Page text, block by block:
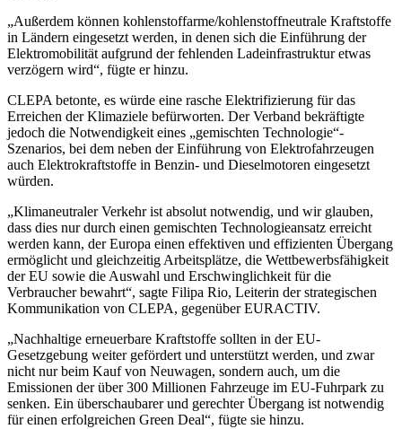
„Außerdem können kohlenstoffarme/kohlenstoffneutrale Kraftstoffe
in Ländern eingesetzt werden, in denen sich die Einführung der
Elektromobilität aufgrund der fehlenden Ladeinfrastruktur etwas
verzögern wird“, fügte er hinzu.
CLEPA betonte, es würde eine rasche Elektrifizierung für das
Erreichen der Klimaziele befürworten. Der Verband bekräftigte
jedoch die Notwendigkeit eines „gemischten Technologie“-
Szenarios, bei dem neben der Einführung von Elektrofahrzeugen
auch Elektrokraftstoffe in Benzin- und Dieselmotoren eingesetzt
würden.
„Klimaneutraler Verkehr ist absolut notwendig, und wir glauben,
dass dies nur durch einen gemischten Technologieansatz erreicht
werden kann, der Europa einen effektiven und effizienten Übergang
ermöglicht und gleichzeitig Arbeitsplätze, die Wettbewerbsfähigkeit
der EU sowie die Auswahl und Erschwinglichkeit für die
Verbraucher bewahrt“, sagte Filipa Rio, Leiterin der strategischen
Kommunikation von CLEPA, gegenüber EURACTIV.
„Nachhaltige erneuerbare Kraftstoffe sollten in der EU-
Gesetzgebung weiter gefördert und unterstützt werden, und zwar
nicht nur beim Kauf von Neuwagen, sondern auch, um die
Emissionen der über 300 Millionen Fahrzeuge im EU-Fuhrpark zu
senken. Ein überschaubarer und gerechter Übergang ist notwendig
für einen erfolgreichen Green Deal“, fügte sie hinzu.